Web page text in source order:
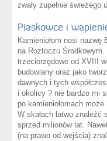
zwały zupełnie świeżego
Piaskowce i
Kamieniołom nosi
na Roztoczu
trzeciorzędowe od XVIII
budowlany oraz jako
dawnych i tych
i okolicy ? nie bardzo mi
po kamieniołomach
W skałach łatwo
sprzed milionów lat.
(na prawo od wejścia)